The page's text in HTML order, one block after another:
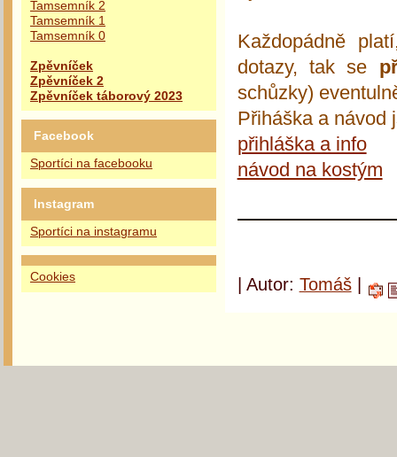
Tamsemník 2
Tamsemník 1
Tamsemník 0
Zpěvníček
Zpěvníček 2
Zpěvníček táborový 2023
Facebook
Sportíci na facebooku
Instagram
Sportíci na instagramu
Cookies
Každopádně
dotazy, tak se
schůzky)
Přiháška a návod
přihláška a info
návod na kostým
| Autor: Tomáš|